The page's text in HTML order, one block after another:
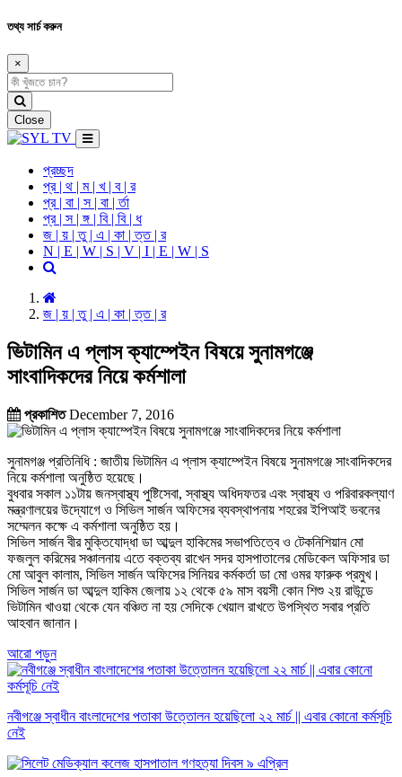
তথ্য সার্চ করুন
×
Close
প্রচ্ছদ
প্র | থ | ম | খ | ব | র
প্র | বা | স | বা | র্তা
প্র | স | ঙ্গ | বি | বি | ধ
জ | য় | তু | এ | কা | ত্ত | র
N | E | W | S | V | I | E | W | S
জ | য় | তু | এ | কা | ত্ত | র
ভিটামিন এ প্লাস ক্যাম্পেইন বিষয়ে সুনামগঞ্জে
সাংবাদিকদের নিয়ে কর্মশালা
প্রকাশিতDecember 7, 2016
সুনামগঞ্জ প্রতিনিধি : জাতীয় ভিটামিন এ প্লাস ক্যাম্পেইন বিষয়ে সুনামগঞ্জে সাংবাদিকদের
নিয়ে কর্মশালা অনুষ্ঠিত হয়েছে।
বুধবার সকাল ১১টায় জনস্বাস্থ্য পুষ্টিসেবা, স্বাস্থ্য অধিদফতর এবং স্বাস্থ্য ও পরিবারকল্যাণ
মন্ত্রণালয়ের উদ্যোগে ও সিভিল সার্জন অফিসের ব্যবস্থাপনায় শহরের ইপিআই ভবনের
সম্মেলন কক্ষে এ কর্মশালা অনুষ্ঠিত হয়।
সিভিল সার্জন বীর মুক্তিযোদ্ধা ডা আব্দুল হাকিমের সভাপতিত্বে ও টেকনিশিয়ান মো
ফজলুল করিমের সঞ্চালনায় এতে বক্তব্য রাখেন সদর হাসপাতালের মেডিকেল অফিসার ডা
মো আবুল কালাম, সিভিল সার্জন অফিসের সিনিয়র কর্মকর্তা ডা মো ওমর ফারুক প্রমুখ।
সিভিল সার্জন ডা আব্দুল হাকিম জেলায় ১২ থেকে ৫৯ মাস বয়সী কোন শিশু ২য় রাউন্ডে
ভিটামিন খাওয়া থেকে যেন বঞ্চিত না হয় সেদিকে খেয়াল রাখতে উপস্থিত সবার প্রতি
আহবান জানান।
আরো পড়ুন
নবীগঞ্জে স্বাধীন বাংলাদেশের পতাকা উত্তোলন হয়েছিলো ২২ মার্চ || এবার কোনো কর্মসূচি
নেই